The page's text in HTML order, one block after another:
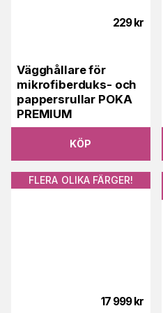
229 kr
Vägghållare för
mikrofiberduks- och
pappersrullar POKA
PREMIUM
KÖP
FLERA OLIKA FÄRGER!
17 999 kr